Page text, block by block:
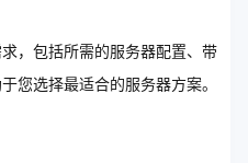
，包括所需的服务器配置、带
您选择最适合的服务器方案。